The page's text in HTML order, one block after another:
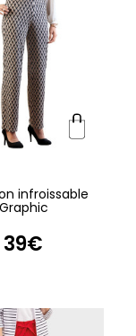
infroissable
Graphic
39€